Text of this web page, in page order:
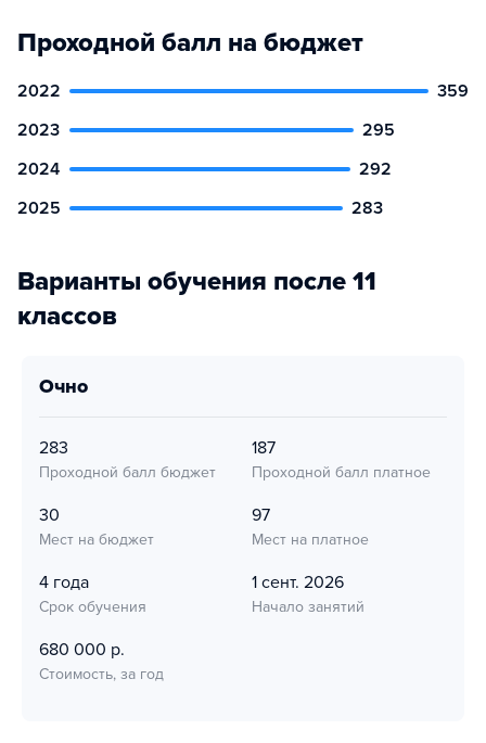
Проходной балл на бюджет
2022
359
2023
295
2024
292
2025
283
Варианты обучения после 11
классов
очно
283
Проходной балл бюджет
187
Проходной балл платное
30
Мест на бюджет
97
Мест на платное
4 года
Срок обучения
1 сент. 2026
Начало занятий
680 000 р.
Стоимость, за год